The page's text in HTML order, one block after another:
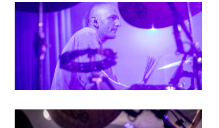
MARTSEN HUT
ARSEN TSKHAY
ERYN BOSMA
ELINE KAMMINGA
KAREN SAAMAN
ARNOUD HEIKENS